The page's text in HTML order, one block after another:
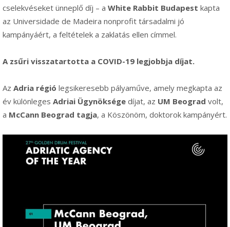
cselekvéseket ünneplő díj – a White Rabbit Budapest kapta
az Universidade de Madeira nonprofit társadalmi jó
kampányáért, a feltételek a zaklatás ellen címmel.
A zsűri visszatartotta a COVID-19 legjobbja díjat.
Az Adria régió legsikeresebb pályaműve, amely megkapta az
év különleges Adriai Ügynöksége díjat, az UM Beograd volt,
a McCann Beograd tagja, a Köszönöm, doktorok kampányért.